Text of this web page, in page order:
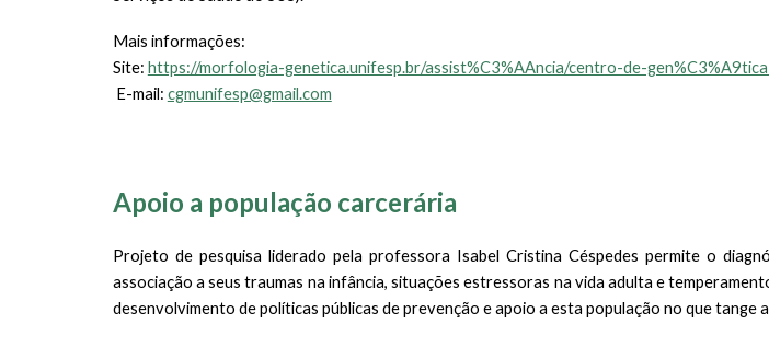
Mais informações:
Site: https://morfologia-genetica.unifesp.br/assist%C3%AAncia/centro-de-
E-mail: cgmunifesp@gmail.com
Apoio a população carcerária
Projeto de pesquisa liderado pela professora Isabel Cristina Céspedes permite o
associação a seus traumas na infância, situações estressoras na vida adulta e
desenvolvimento de políticas públicas de prevenção e apoio a esta população no que tange